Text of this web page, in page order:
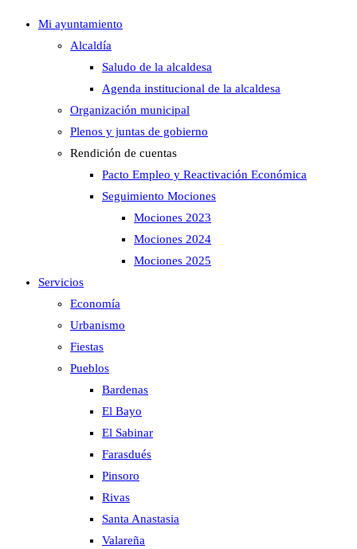
Mi ayuntamiento
Alcaldía
Saludo de la alcaldesa
Agenda institucional de la alcaldesa
Organización municipal
Plenos y juntas de gobierno
Rendición de cuentas
Pacto Empleo y Reactivación Económica
Seguimiento Mociones
Mociones 2023
Mociones 2024
Mociones 2025
Servicios
Economía
Urbanismo
Fiestas
Pueblos
Bardenas
El Bayo
El Sabinar
Farasdués
Pinsoro
Rivas
Santa Anastasia
Valareña